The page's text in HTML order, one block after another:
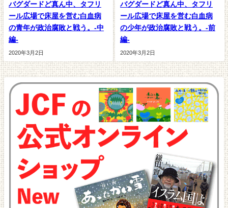
バグダードど真ん中、タフリ
ール広場で床屋を営む白血病
の青年が政治腐敗と戦う。-中
編-
2020年3月2日
バグダードど真ん中、タフリ
ール広場で床屋を営む白血病
の少年が政治腐敗と戦う。-前
編-
2020年3月2日